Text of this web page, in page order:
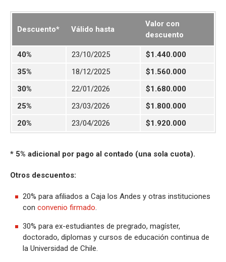
Descuento* Válido hasta
Valor con
descuento
40% 23/10/2025
$1.440.000
35%
18/12/2025
$1.560.000
30%
22/01/2026
$1.680.000
25%
23/03/2026
$1.800.000
20%
23/04/2026 $1.920.000
* 5% adicional por pago al contado (una sola cuota).
Otros descuentos:
20% para afiliados a Caja los Andes y otras instituciones
con convenio firmado.
30% para ex-estudiantes de pregrado, magíster,
doctorado, diplomas y cursos de educación continua de
la Universidad de Chile.